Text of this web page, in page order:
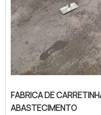
FABRICA DE
ABASTECIMENTO